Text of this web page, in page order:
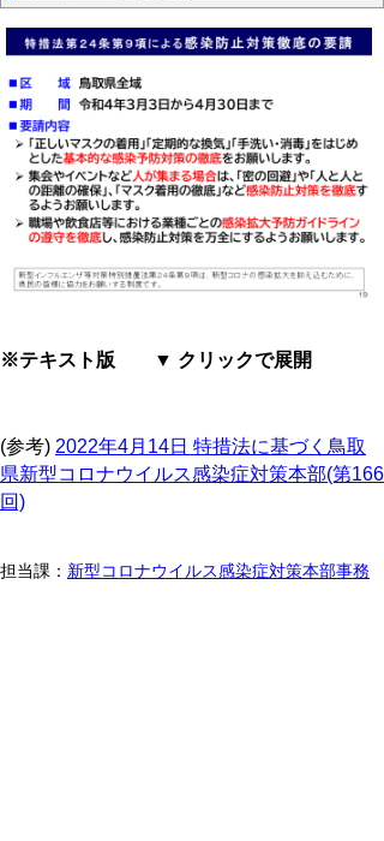
※テキスト版 ▼ クリックで展開
(参考) 2022年4月14日 特措法に基づく鳥取
県新型コロナウイルス感染症対策本部(第166
回)
担当課： 新型コロナウイルス感染症対策本部事務